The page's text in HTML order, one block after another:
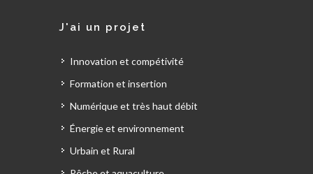
J'ai un projet
Innovation et compétivité
Formation et insertion
Numérique et très haut débit
Énergie et environnement
Urbain et Rural